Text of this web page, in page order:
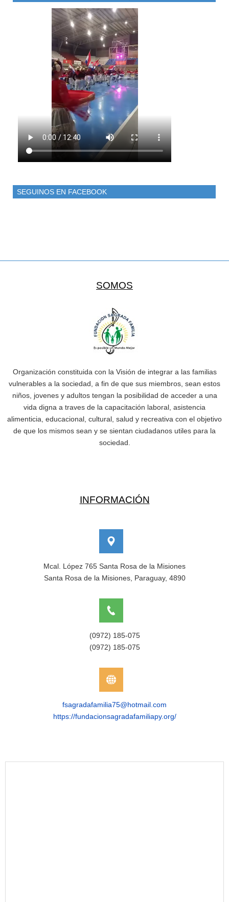
SEGUINOS EN FACEBOOK
SOMOS
Organización constituida con la Visión de integrar a las familias
vulnerables a la sociedad, a fin de que sus miembros, sean estos
niños, jovenes y adultos tengan la posibilidad de acceder a una
vida digna a traves de la capacitación laboral, asistencia
alimenticia, educacional, cultural, salud y recreativa con el objetivo
de que los mismos sean y se sientan ciudadanos utiles para la
sociedad.
INFORMACIÓN
Mcal. López 765 Santa Rosa de la Misiones
Santa Rosa de la Misiones, Paraguay, 4890
(0972) 185-075
(0972) 185-075
fsagradafamilia75@hotmail.com
https://fundacionsagradafamiliapy.org/